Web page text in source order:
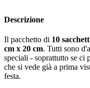
Descrizione
Il pacchetto di 10
cm x 20 cm. Tutti sono
speciali - soprattutto se ci
che si vede già a prima
festa.